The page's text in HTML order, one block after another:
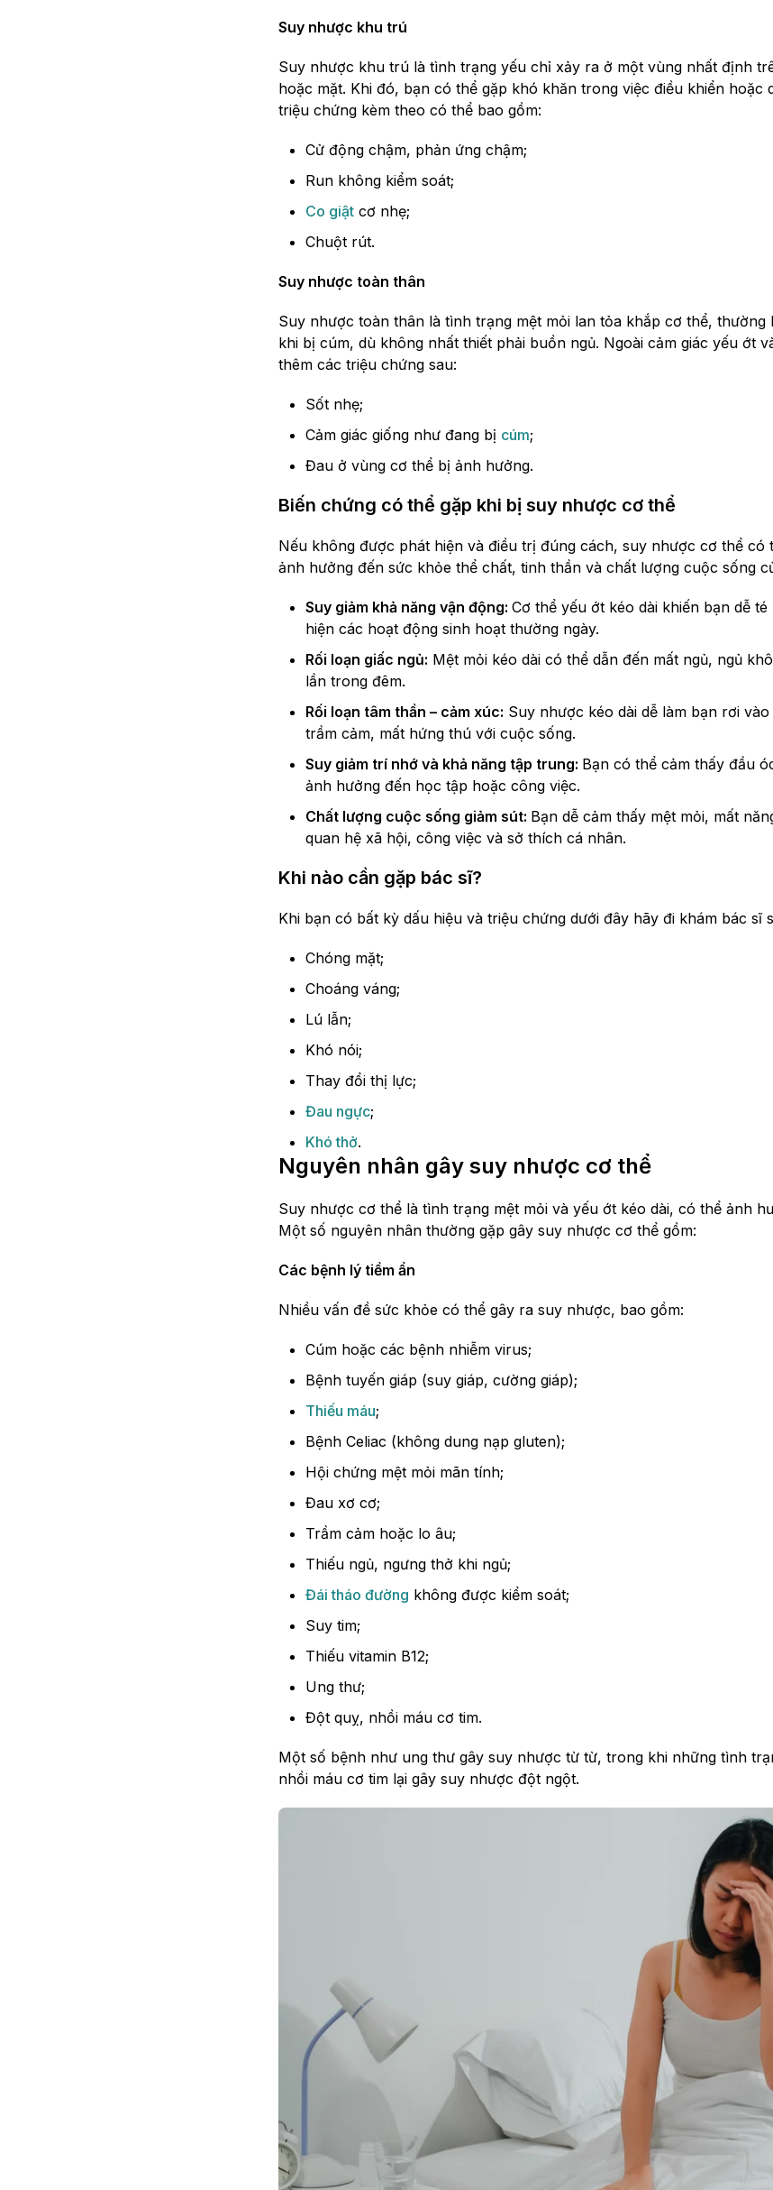
Suy nhược khu trú
Suy nhược khu trú là tình trạng yếu chỉ xảy ra ở một vùng nhất định
hoặc mặt. Khi đó, bạn có thể gặp khó khăn trong việc điều khiển hoặc
triệu chứng kèm theo có thể bao gồm:
Cử động chậm, phản ứng chậm;
Run không kiểm soát;
Co giật cơ nhẹ;
Chuột rút.
Suy nhược toàn thân
Suy nhược toàn thân là tình trạng mệt mỏi lan tỏa khắp cơ thể,
khi bị cúm, dù không nhất thiết phải buồn ngủ. Ngoài cảm giác yếu ớt
thêm các triệu chứng sau:
Sốt nhẹ;
Cảm giác giống như đang bị cúm;
Đau ở vùng cơ thể bị ảnh hưởng.
Biến chứng có thể gặp khi bị suy nhược cơ thể
Nếu không được phát hiện và điều trị đúng cách, suy nhược cơ thể có
ảnh hưởng đến sức khỏe thể chất, tinh thần và chất lượng cuộc sống
Suy giảm khả năng vận động: Cơ thể yếu ớt kéo dài khiến bạn dễ
hiện các hoạt động sinh hoạt thường ngày.
Rối loạn giấc ngủ: Mệt mỏi kéo dài có thể dẫn đến mất ngủ, ngủ
lần trong đêm.
Rối loạn tâm thần – cảm xúc: Suy nhược kéo dài dễ làm bạn rơi
trầm cảm, mất hứng thú với cuộc sống.
Suy giảm trí nhớ và khả năng tập trung: Bạn có thể cảm thấy đầu
ảnh hưởng đến học tập hoặc công việc.
Chất lượng cuộc sống giảm sút: Bạn dễ cảm thấy mệt mỏi, mất
quan hệ xã hội, công việc và sở thích cá nhân.
Khi nào cần gặp bác sĩ?
Khi bạn có bất kỳ dấu hiệu và triệu chứng dưới đây hãy đi khám bác sĩ
Chóng mặt;
Choáng váng;
Lú lẫn;
Khó nói;
Thay đổi thị lực;
Đau ngực;
Khó thở.
Nguyên nhân gây suy nhược cơ thể
Suy nhược cơ thể là tình trạng mệt mỏi và yếu ớt kéo dài, có thể ảnh
Một số nguyên nhân thường gặp gây suy nhược cơ thể gồm:
Các bệnh lý tiềm ẩn
Nhiều vấn đề sức khỏe có thể gây ra suy nhược, bao gồm:
Cúm hoặc các bệnh nhiễm virus;
Bệnh tuyến giáp (suy giáp, cường giáp);
Thiếu máu;
Bệnh Celiac (không dung nạp gluten);
Hội chứng mệt mỏi mãn tính;
Đau xơ cơ;
Trầm cảm hoặc lo âu;
Thiếu ngủ, ngưng thở khi ngủ;
Đái tháo đường không được kiểm soát;
Suy tim;
Thiếu vitamin B12;
Ung thư;
Đột quỵ, nhồi máu cơ tim.
Một số bệnh như ung thư gây suy nhược từ từ, trong khi những tình
nhồi máu cơ tim lại gây suy nhược đột ngột.